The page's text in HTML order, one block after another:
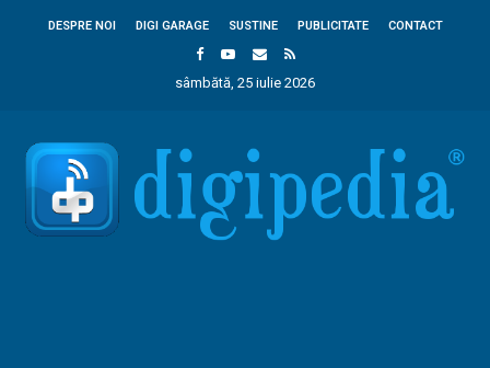
DESPRE NOI DIGI GARAGE SUSTINE PUBLICITATE CONTACT
sâmbătă, 25 iulie 2026